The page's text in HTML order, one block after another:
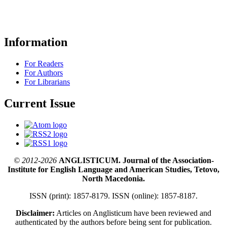
Information
For Readers
For Authors
For Librarians
Current Issue
© 2012-2026ANGLISTICUM. Journal of the Association-
Institute for English Language and American Studies, Tetovo,
North Macedonia.
ISSN (print): 1857-8179. ISSN (online): 1857-8187.
Disclaimer: Articles on Anglisticum have been reviewed and
authenticated by the authors before being sent for publication.